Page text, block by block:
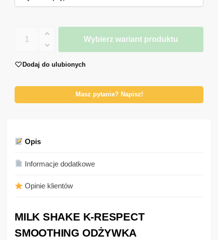
Wybierz wariant produktu
Dodaj do ulubionych
Masz pytanie? Napisz!
Opis
Informacje dodatkowe
Opinie klientów
MILK SHAKE K-RESPECT
SMOOTHING ODŻYWKA